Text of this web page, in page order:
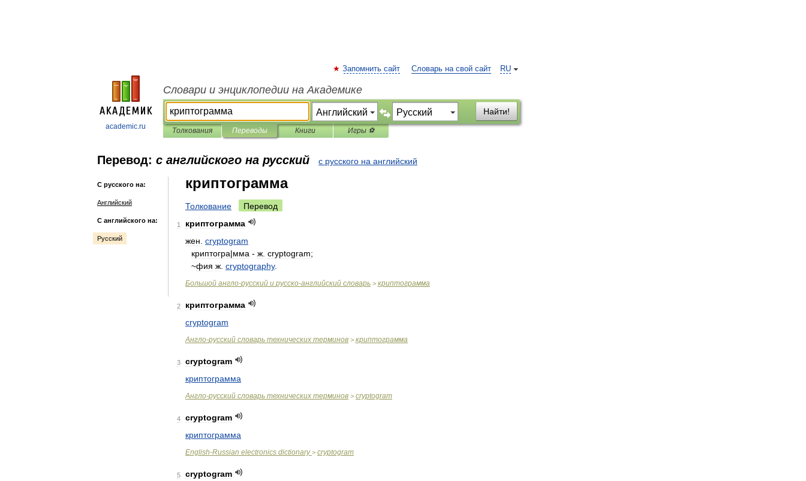
academic.ru
RU
Запомнить сайт Словарь на свой сайт
Словари и энциклопедии на Академике
Найти!
Толкования Переводы Книги Игры ⚽
Перевод: с английского на русский с русского на английский
С русского на:
Английский
С английского на:
Русский
криптограмма
Толкование Перевод
1
криптограмма
жен cryptogram
криптогра|мма - ж cryptogram;
~фия ж cryptography.
Большой англо-русский и русско-английский словарь > криптограмма
2
криптограмма
cryptogram
Англо-русский словарь технических терминов > криптограмма
3
cryptogram
криптограмма
Англо-русский словарь технических терминов > cryptogram
4
cryptogram
криптограмма
English-Russian electronics dictionary > cryptogram
5
cryptogram